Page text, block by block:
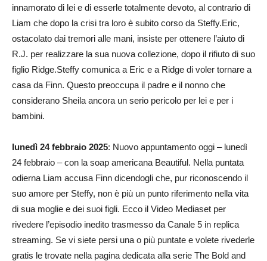
innamorato di lei e di esserle totalmente devoto, al contrario di
Liam che dopo la crisi tra loro è subito corso da Steffy.Eric,
ostacolato dai tremori alle mani, insiste per ottenere l’aiuto di
R.J. per realizzare la sua nuova collezione, dopo il rifiuto di suo
figlio Ridge.Steffy comunica a Eric e a Ridge di voler tornare a
casa da Finn. Questo preoccupa il padre e il nonno che
considerano Sheila ancora un serio pericolo per lei e per i
bambini.
lunedì 24 febbraio 2025: Nuovo appuntamento oggi – lunedì
24 febbraio – con la soap americana Beautiful. Nella puntata
odierna Liam accusa Finn dicendogli che, pur riconoscendo il
suo amore per Steffy, non è più un punto riferimento nella vita
di sua moglie e dei suoi figli. Ecco il Video Mediaset per
rivedere l’episodio inedito trasmesso da Canale 5 in replica
streaming. Se vi siete persi una o più puntate e volete rivederle
gratis le trovate nella pagina dedicata alla serie The Bold and